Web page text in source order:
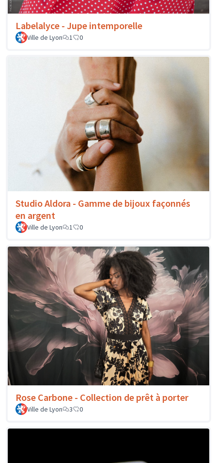
Labelalyce - Jupe intemporelle
Ville de Lyon 1 0
Studio Aldora - Gamme de bijoux façonnés
en argent
Ville de Lyon 1 0
Rose Carbone - Collection de prêt à porter
Ville de Lyon 3 0